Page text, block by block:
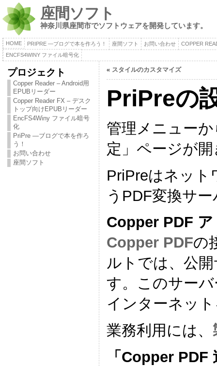
座間ソフト
神奈川県座間市でソフトウェアを開発しています。
HOME PRIPRE ―ブログで本を作ろう！ 座間ソフト お問い合わせ
COPPER
ENCFS4WINY ファイル暗号化
プロジェクト
Copper Reader – Android用
EPUBリーダー
Copper Reader FX – デスク
トップ向けEPUBリーダー
EncFS4Winy ファイル暗号
化
PriPre ―ブログで本を作ろ
う！
お問い合わせ
座間ソフト
« スタイルのカスタマイズ
PriPreの
管理メニュー
定」ページが
PriPreはネット
うPDF変換サ
Copper PDF
Copper PDFの
ルトでは、公
す。このサー
インターネッ
業務利用には、
「Copper PDF